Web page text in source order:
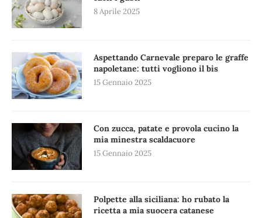
8 Aprile 2025
Aspettando Carnevale preparo le graffe
napoletane: tutti vogliono il bis
15 Gennaio 2025
Con zucca, patate e provola cucino la
mia minestra scaldacuore
15 Gennaio 2025
Polpette alla siciliana: ho rubato la
ricetta a mia suocera catanese